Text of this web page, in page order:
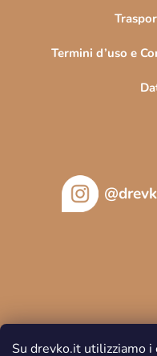
Su drevko.it utilizziamo
Termini d’uso e